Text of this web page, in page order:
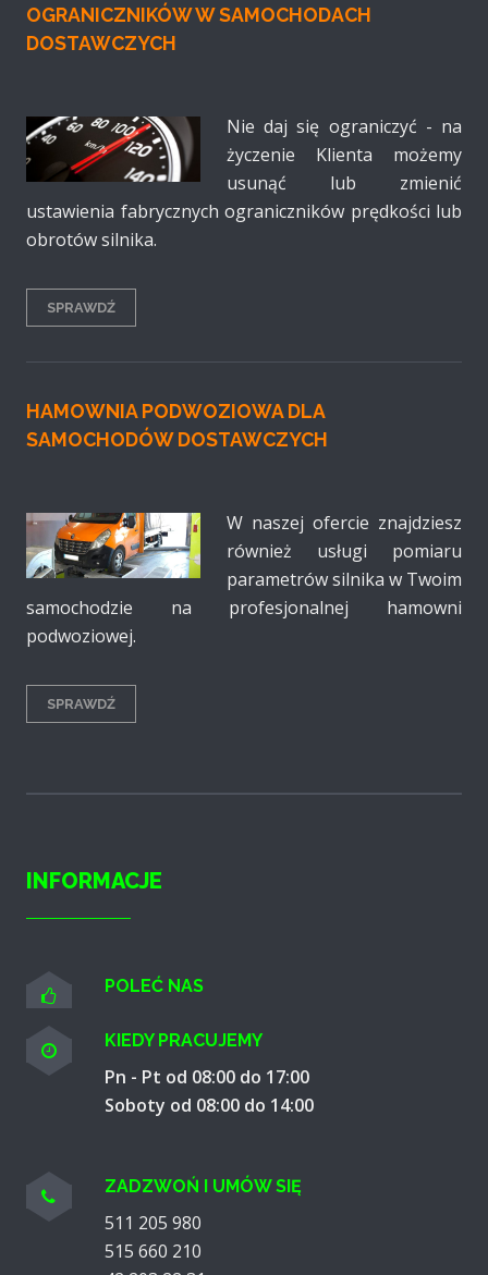
OGRANICZNIKÓW W SAMOCHODACH
DOSTAWCZYCH
Nie daj się ograniczyć - na
życzenie Klienta możemy
usunąć lub zmienić
ustawienia fabrycznych ograniczników prędkości lub
obrotów silnika.
SPRAWDŹ
HAMOWNIA PODWOZIOWA DLA
SAMOCHODÓW DOSTAWCZYCH
W naszej ofercie znajdziesz
również usługi pomiaru
parametrów silnika w Twoim
samochodzie na profesjonalnej hamowni
podwoziowej.
SPRAWDŹ
INFORMACJE
POLEĆ NAS
KIEDY PRACUJEMY
Pn - Pt od 08:00 do 17:00
Soboty od 08:00 do 14:00
ZADZWOŃ I UMÓW SIĘ
511 205 980
515 660 210